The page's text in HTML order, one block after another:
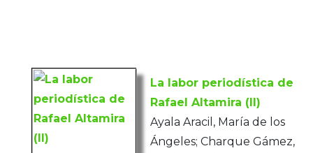
La labor periodística de
Rafael Altamira (II)
Ayala Aracil, María de los
Ángeles; Charque Gámez,